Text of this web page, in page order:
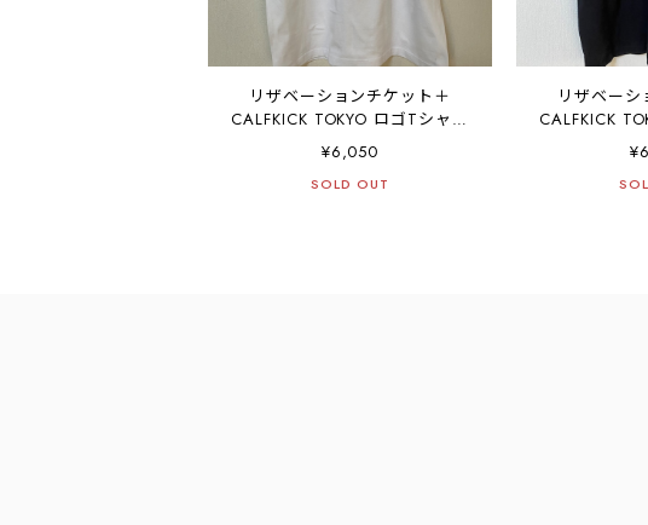
リザベーションチケット＋
CALFKICK TOKYO ロゴTシャツ
（白）
¥6,050
SOLD OUT
リザベーシ
CALFKICK